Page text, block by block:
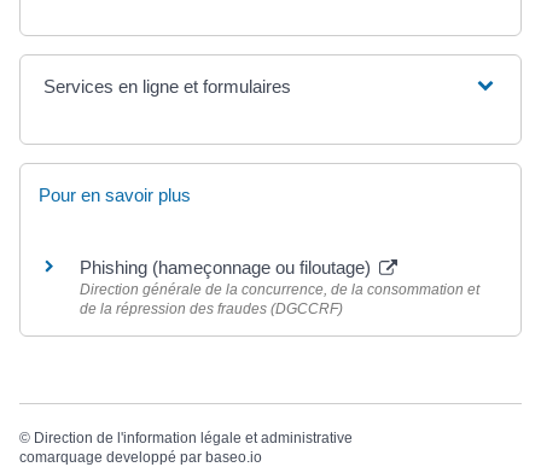
Services en ligne et formulaires
Pour en savoir plus
Phishing (hameçonnage ou filoutage)
Direction générale de la concurrence, de la consommation et
de la répression des fraudes (DGCCRF)
© Direction de l'information légale et administrative
comarquage developpé par baseo.io